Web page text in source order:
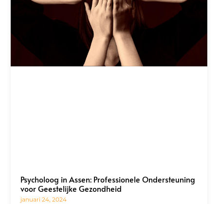
Psycholoog in Assen: Professionele Ondersteuning
voor Geestelijke Gezondheid
januari 24, 2024